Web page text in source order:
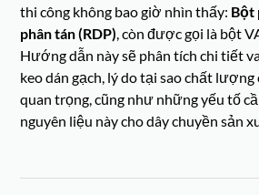
thi công không bao giờ nhìn thấy: Bột
phân tán (RDP), còn được gọi là bột
Hướng dẫn này sẽ phân tích chi tiết
keo dán gạch, lý do tại sao chất lượng
quan trọng, cũng như những yếu tố
nguyên liệu này cho dây chuyền sản